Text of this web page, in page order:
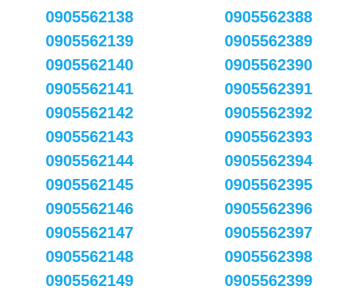
0905562138
0905562139
0905562140
0905562141
0905562142
0905562143
0905562144
0905562145
0905562146
0905562147
0905562148
0905562149
0905562388
0905562389
0905562390
0905562391
0905562392
0905562393
0905562394
0905562395
0905562396
0905562397
0905562398
0905562399